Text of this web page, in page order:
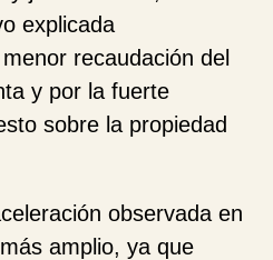
explicada
recaudación del
y por la fuerte
sobre la propiedad
observada en
amplio, ya que